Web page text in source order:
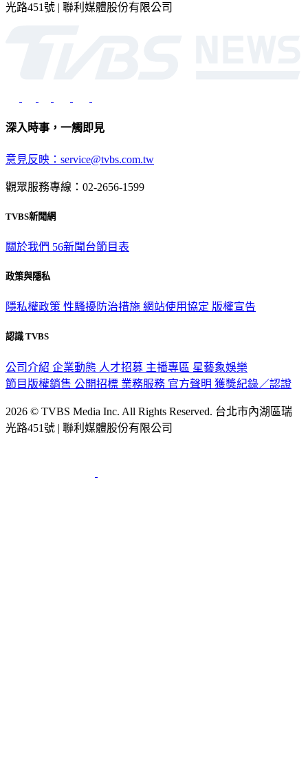
光路451號 | 聯利媒體股份有限公司
深入時事，一觸即見
意見反映：service@tvbs.com.tw
觀眾服務專線：02-2656-1599
TVBS新聞網
關於我們 56新聞台節目表
政策與隱私
隱私權政策 性騷擾防治措施 網站使用協定 版權宣告
認識 TVBS
公司介紹 企業動態 人才招募 主播專區 星藝象娛樂
節目版權銷售 公開招標 業務服務 官方聲明 獲獎紀錄／認證
2026 © TVBS Media Inc. All Rights Reserved. 台北市內湖區瑞
光路451號 | 聯利媒體股份有限公司